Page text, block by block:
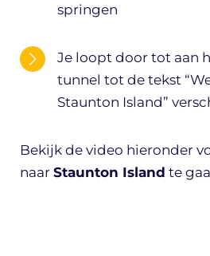
springen
Je loopt door tot aan
tunnel tot de tekst
Staunton Island”
Bekijk de video hieronder
naar Staunton Island te